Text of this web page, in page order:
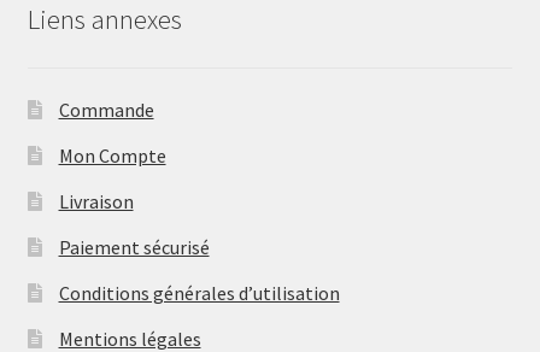
Liens annexes
Commande
Mon Compte
Livraison
Paiement sécurisé
Conditions générales d’utilisation
Mentions légales